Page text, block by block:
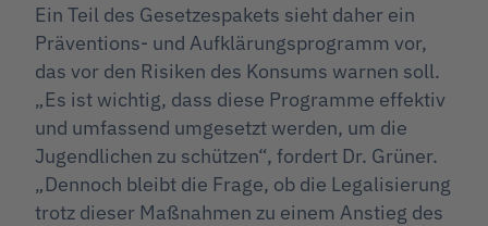
Ein Teil des Gesetzespakets sieht daher ein
Präventions- und Aufklärungsprogramm vor,
das vor den Risiken des Konsums warnen soll.
„Es ist wichtig, dass diese Programme effektiv
und umfassend umgesetzt werden, um die
Jugendlichen zu schützen“, fordert Dr. Grüner.
„Dennoch bleibt die Frage, ob die Legalisierung
trotz dieser Maßnahmen zu einem Anstieg des